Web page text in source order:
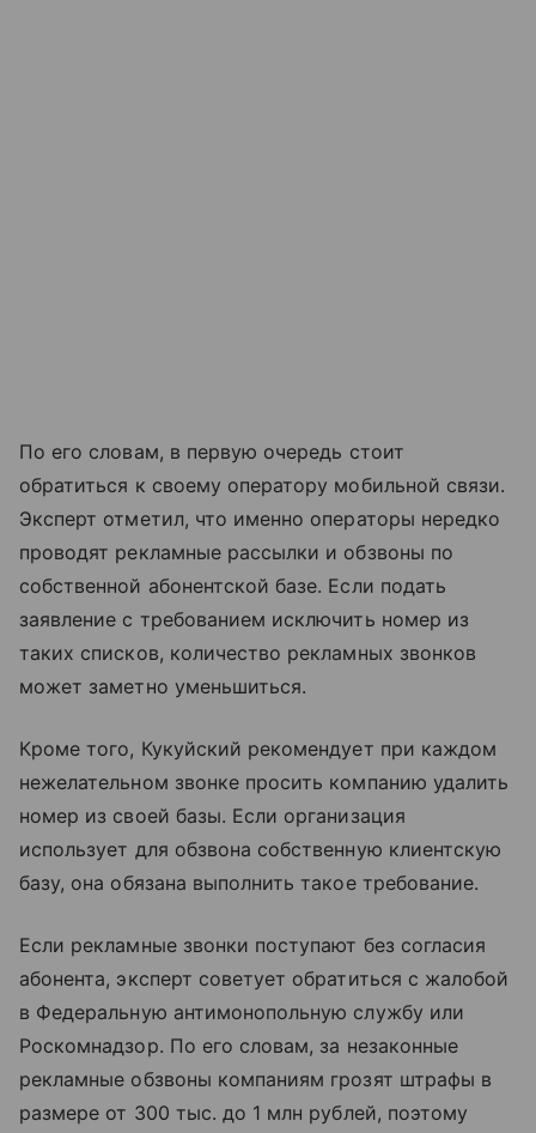
По его словам, в первую очередь стоит
обратиться к своему оператору мобильной связи.
Эксперт отметил, что именно операторы нередко
проводят рекламные рассылки и обзвоны по
собственной абонентской базе. Если подать
заявление с требованием исключить номер из
таких списков, количество рекламных звонков
может заметно уменьшиться.
Кроме того, Кукуйский рекомендует при каждом
нежелательном звонке просить компанию удалить
номер из своей базы. Если организация
использует для обзвона собственную клиентскую
базу, она обязана выполнить такое требование.
Если рекламные звонки поступают без согласия
абонента, эксперт советует обратиться с жалобой
в Федеральную антимонопольную службу или
Роскомнадзор. По его словам, за незаконные
рекламные обзвоны компаниям грозят штрафы в
размере от 300 тыс. до 1 млн рублей, поэтому